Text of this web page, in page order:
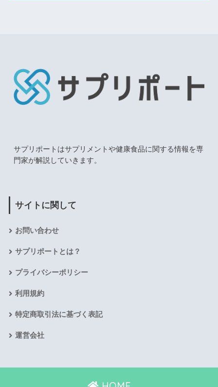
サプリポートはサプリメントや健康食品に関する情報を専
門家が解説していきます。
サイトに関して
お問い合わせ
サプリポートとは？
プライバシーポリシー
利用規約
特定商取引法に基づく表記
運営会社